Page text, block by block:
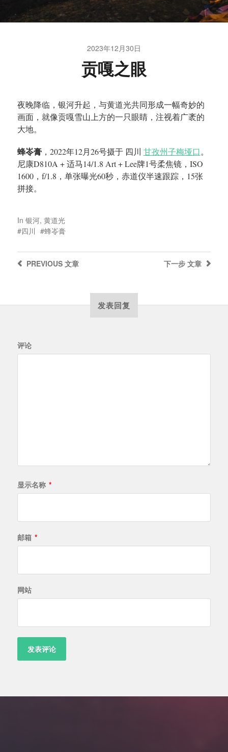
2023年12月30日
贡嘎之眼
夜晚降临，银河升起，与黄道光共同形成一幅奇妙的
画面，就像贡嘎雪山上方的一只眼睛，注视着广袤的
大地。
蜂岺膏，2022年12月26号摄于 四川 甘孜州子梅垭口。
尼康D810A + 适马14/1.8 Art + Lee牌1号柔焦镜，ISO
1600，f/1.8，单张曝光60秒，赤道仪半速跟踪，15张
拼接。
In 银河, 黄道光
四川
蜂岺膏
下一步 文章
PREVIOUS文章
发表回复
评论
显示名称 *
邮箱 *
网站